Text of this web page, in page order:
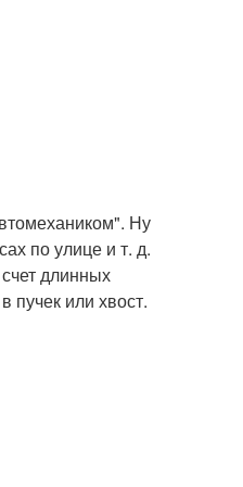
Ну
по улице и т. д.
длинных
или хвост.